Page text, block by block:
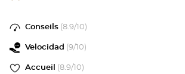
Conseils (8.9/10)
Velocidad (9/10)
Accueil (8.9/10)